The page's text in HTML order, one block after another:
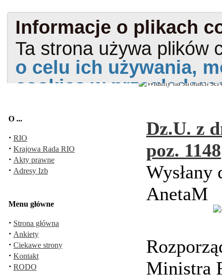
O ...
· RIO
· Krajowa Rada RIO
· Akty prawne
· Adresy Izb
Menu główne
· Strona główna
· Ankiety
· Ciekawe strony
· Kontakt
· RODO
Dz.U. z
poz. 1148
Wysłany
AnetaM
Ministra